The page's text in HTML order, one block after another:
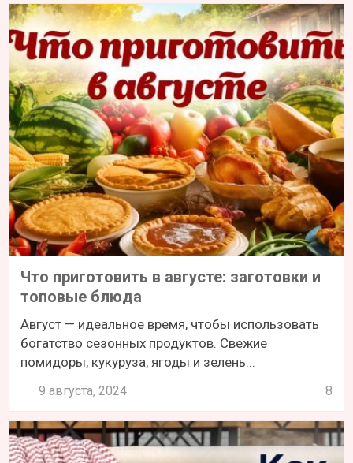
Что приготовить в августе: заготовки и
топовые блюда
Август — идеальное время, чтобы использовать
богатство сезонных продуктов. Свежие
помидоры, кукуруза, ягоды и зелень...
9 августа, 2024 8